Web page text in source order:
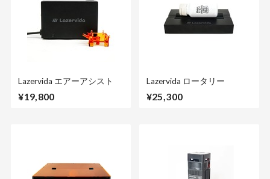
Lazervida エアーアシスト
¥19,800
Lazervida ロータリー
¥25,300